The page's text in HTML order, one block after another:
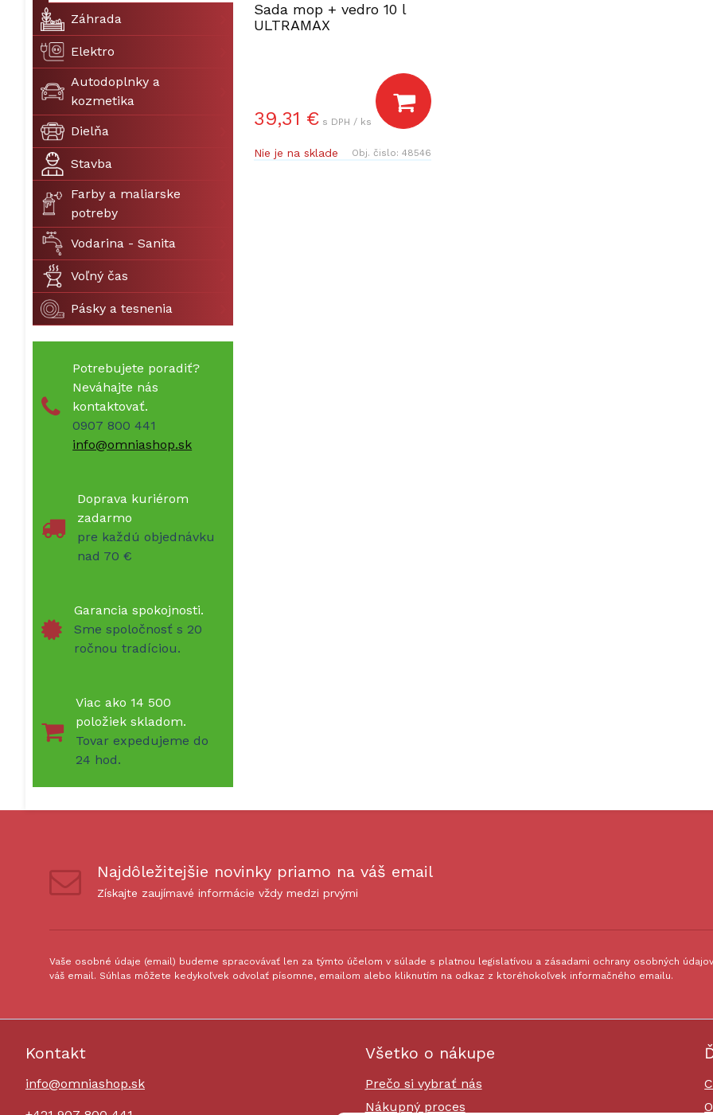
Sada mop + vedro 10 l
ULTRAMAX
39,31 € s DPH / ks
Nie je na sklade Obj. čislo:48546
Záhrada
Elektro
Autodoplnky a
kozmetika
Dielňa
Stavba
Farby a maliarske
potreby
Vodarina - Sanita
Voľný čas
Pásky a tesnenia
Potrebujete poradiť?
Neváhajte nás
kontaktovať.
0907 800 441
info@omniashop.sk
Doprava kuriérom
zadarmo
pre každú objednávku
nad 70 €
Garancia spokojnosti.
Sme spoločnosť s 20
ročnou tradíciou.
Viac ako 14 500
položiek skladom.
Tovar expedujeme do
24 hod.
Najdôležitejšie novinky priamo na váš email
Získajte zaujímavé informácie vždy medzi prvými
Vaše osobné údaje (email) budeme spracovávať len za týmto účelom v súlade s platnou legislatívou a zásadami ochrany osobných
váš email. Súhlas môžete kedykoľvek odvolať písomne, emailom alebo kliknutím na odkaz z ktoréhokoľvek informačného emailu.
Kontakt
info@omniashop.sk
Všetko o nákupe
Prečo si vybrať nás
Nákupný proces